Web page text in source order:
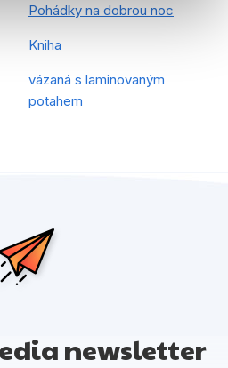
Pohádky na dobrou noc
Kniha
vázaná s laminovaným
potahem
newsletter